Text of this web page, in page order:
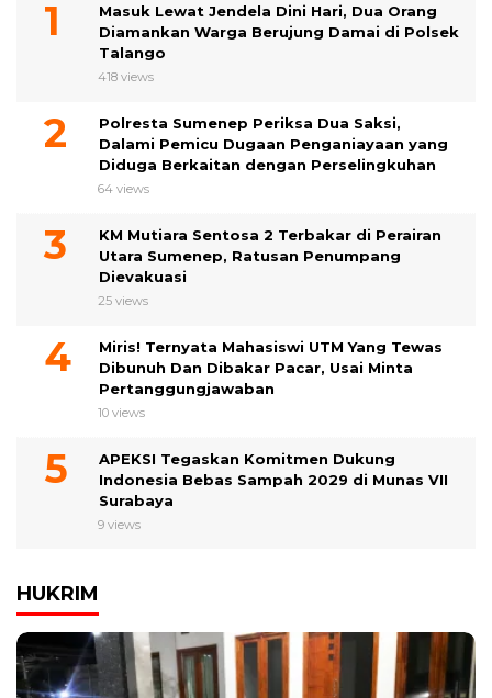
Masuk Lewat Jendela Dini Hari, Dua Orang
Diamankan Warga Berujung Damai di Polsek
Talango
418 views
Polresta Sumenep Periksa Dua Saksi,
Dalami Pemicu Dugaan Penganiayaan yang
Diduga Berkaitan dengan Perselingkuhan
64 views
KM Mutiara Sentosa 2 Terbakar di Perairan
Utara Sumenep, Ratusan Penumpang
Dievakuasi
25 views
Miris! Ternyata Mahasiswi UTM Yang Tewas
Dibunuh Dan Dibakar Pacar, Usai Minta
Pertanggungjawaban
10 views
APEKSI Tegaskan Komitmen Dukung
Indonesia Bebas Sampah 2029 di Munas VII
Surabaya
9 views
HUKRIM